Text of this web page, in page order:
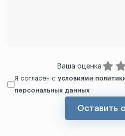
Ваша оценка
Я согласен сусловиями
персональных данных
Оставить